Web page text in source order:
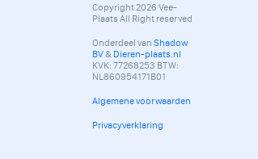
Copyright 2026 Vee-
Plaats All Right reserved
Onderdeel van Shadow
BV& Dieren-plaats.nl
KVK: 77268253 BTW:
NL860954171B01
Algemene voorwaarden
Privacyverklaring